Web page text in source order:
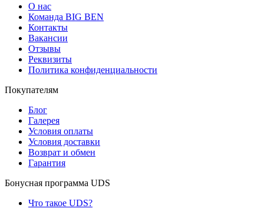
О нас
Команда BIG BEN
Контакты
Вакансии
Отзывы
Реквизиты
Политика конфиденциальности
Покупателям
Блог
Галерея
Условия оплаты
Условия доставки
Возврат и обмен
Гарантия
Бонусная программа UDS
Что такое UDS?